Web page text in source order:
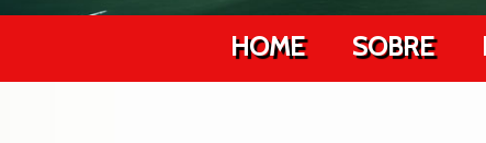
HOME SOBRE